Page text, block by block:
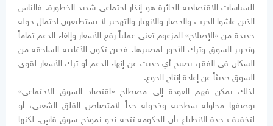
للسياسات الاقتصادية الجائرة هو إنذار اجتماعي شديد الخطورة. فالناس
الذين عاشوا الحرب والحصار والانهيار والتهجير لا يستطيعون احتمال جولة
جديدة من «الإصلاح» المزعوم تعني عملياً رفع الأسعار وإلغاء الدعم تماماً
وتحرير السوق وترك الأجور لمصيرها. فحين تكون الأغلبية الساحقة من
السكان في الفقر، يصبح أي حديث عن إنهاء الدعم أو ترك الأسعار لقوى
السوق حديثاً عن إعادة إنتاج الجوع.
لذلك يمكن فهم العودة إلى مصطلح «اقتصاد السوق الاجتماعي»
بوصفها محاولة سطحية وخجولة جداً لامتصاص القلق الشعبي، أو
لتخفيف حدة الانطباع بأن الحكومة تتجه نحو نموذج سوق قاسٍ. لكنها